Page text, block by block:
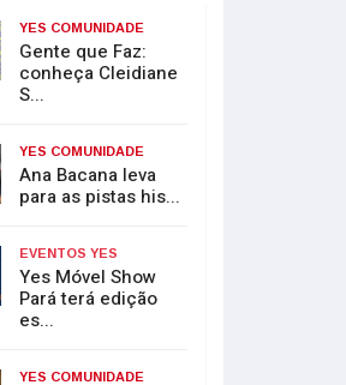
YES COMUNIDADE
Gente que Faz:
conheça Cleidiane
S...
YES COMUNIDADE
Ana Bacana leva
para as pistas his...
EVENTOS YES
Yes Móvel Show
Pará terá edição
es...
YES COMUNIDADE